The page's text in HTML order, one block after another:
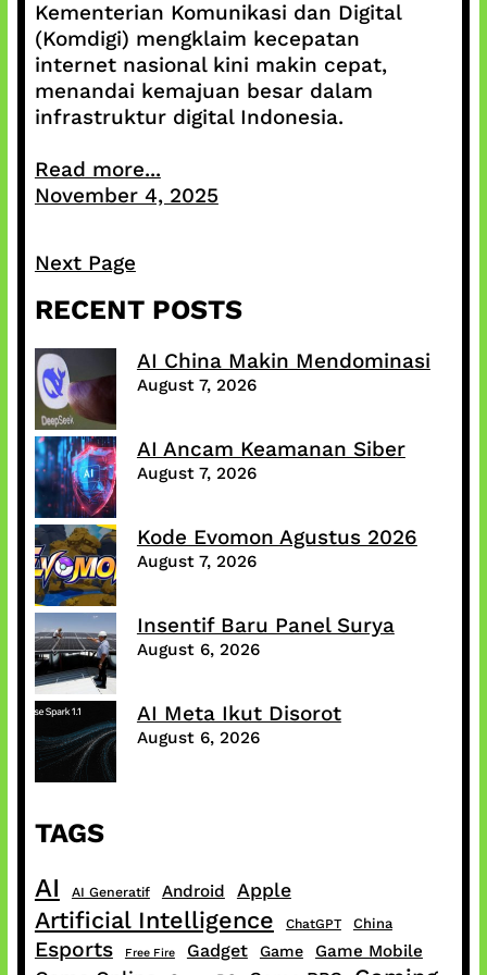
Kementerian Komunikasi dan Digital
(Komdigi) mengklaim kecepatan
internet nasional kini makin cepat,
menandai kemajuan besar dalam
infrastruktur digital Indonesia.
Read more...
November 4, 2025
Next Page
RECENT POSTS
AI China Makin Mendominasi
August 7, 2026
AI Ancam Keamanan Siber
August 7, 2026
Kode Evomon Agustus 2026
August 7, 2026
Insentif Baru Panel Surya
August 6, 2026
AI Meta Ikut Disorot
August 6, 2026
TAGS
AI AI Generatif Android Apple
Artificial Intelligence ChatGPT China
Esports Free Fire Gadget Game Game Mobile